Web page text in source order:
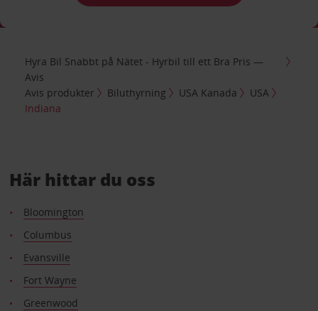
Hyra Bil Snabbt på Nätet - Hyrbil till ett Bra Pris —
Avis
Avis produkter
Biluthyrning USA Kanada
USA
Indiana
Här hittar du oss
Bloomington
Columbus
Evansville
Fort Wayne
Greenwood